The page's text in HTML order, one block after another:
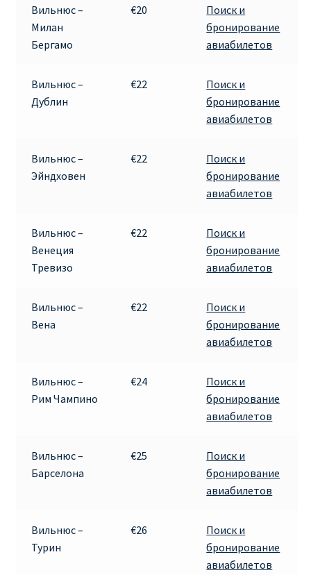
Милан
ПРАВИЛА РЕГИСТРАЦИИ
ПРОВОЗ БАГАЖА RYANAIR – ПРАВИЛА
РЕГИСТРАЦИЯ НА РЕЙС RYANAIR
Рим
Райнэйр на русском
Вильнюс –
Милан
Бергамо
€20
Поиск и
бронирование
авиабилетов
Вильнюс –
Дублин
€22
Поиск и
бронирование
авиабилетов
Вильнюс –
Эйндховен
€22
Поиск и
бронирование
авиабилетов
Вильнюс –
Венеция
Тревизо
€22
Поиск и
бронирование
авиабилетов
Вильнюс –
Вена
€22
Поиск и
бронирование
авиабилетов
Вильнюс –
Рим Чампино
€24
Поиск и
бронирование
авиабилетов
Вильнюс –
Барселона
€25
Поиск и
бронирование
авиабилетов
Вильнюс –
Турин
€26
Поиск и
бронирование
авиабилетов